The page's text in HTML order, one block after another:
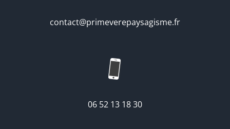
contact@primeverepaysagisme.fr
06 52 13 18 30